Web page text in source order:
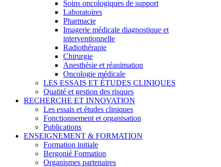
Soins oncologiques de support
Laboratoires
Pharmacie
Imagerie médicale diagnostique et
interventionnelle
Radiothérapie
Chirurgie
Anesthésie et réanimation
Oncologie médicale
LES ESSAIS ET ÉTUDES CLINIQUES
Qualité et gestion des risques
RECHERCHE ET INNOVATION
Les essais et études cliniques
Fonctionnement et organisation
Publications
ENSEIGNEMENT & FORMATION
Formation initiale
Bergonié Formation
Organismes partenaires